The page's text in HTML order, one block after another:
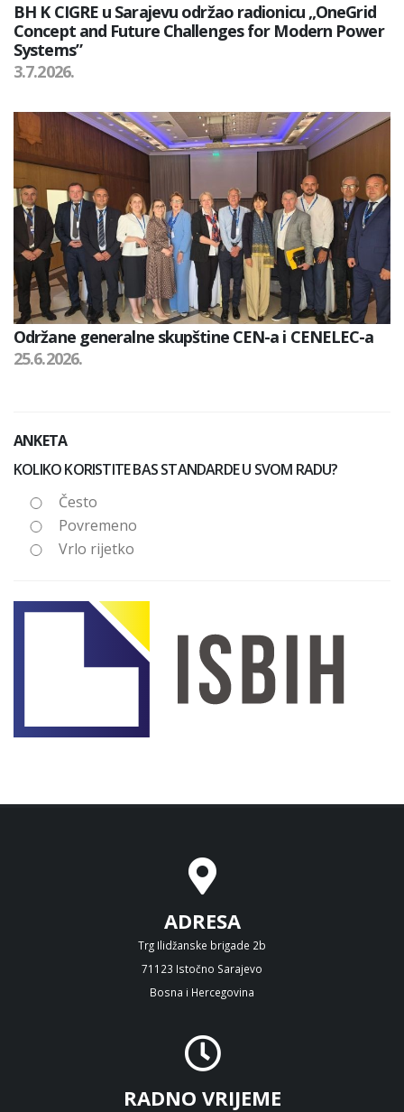
BH K CIGRE u Sarajevu održao radionicu „OneGrid
Concept and Future Challenges for Modern Power
Systems”
3.7.2026.
Održane generalne skupštine CEN-a i CENELEC-a
25.6.2026.
ANKETA
KOLIKO KORISTITE BAS STANDARDE U SVOM RADU?
Često
Povremeno
Vrlo rijetko
ADRESA
Trg Ilidžanske brigade 2b
71123 Istočno Sarajevo
Bosna i Hercegovina
RADNO VRIJEME